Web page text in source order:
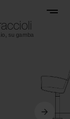
su gamba